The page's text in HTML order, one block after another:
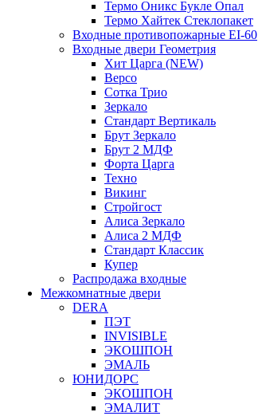
Термо Оникс Букле Опал
Термо Хайтек Стеклопакет
Входные противопожарные EI-60
Входные двери Геометрия
Хит Царга (NEW)
Версо
Сотка Трио
Зеркало
Стандарт Вертикаль
Брут Зеркало
Брут 2 МДФ
Форта Царга
Техно
Викинг
Стройгост
Алиса Зеркало
Алиса 2 МДФ
Стандарт Классик
Купер
Распродажа входные
Межкомнатные двери
DERA
ПЭТ
INVISIBLE
ЭКОШПОН
ЭМАЛЬ
ЮНИДОРС
ЭКОШПОН
ЭМАЛИТ